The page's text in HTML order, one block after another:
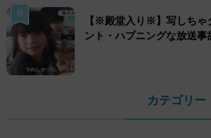
8
【※殿堂入り※】写しちゃ
ント・ハプニングな放送事
カテゴリー